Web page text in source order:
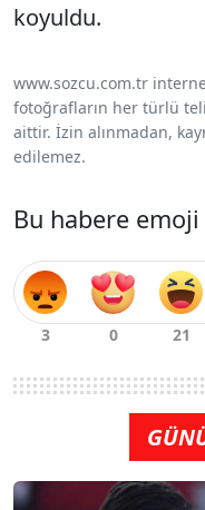
koyuldu.
www.sozcu.com.tr
fotoğrafların her türlü
aittir. İzin alınmadan,
edilemez.
Bu habere